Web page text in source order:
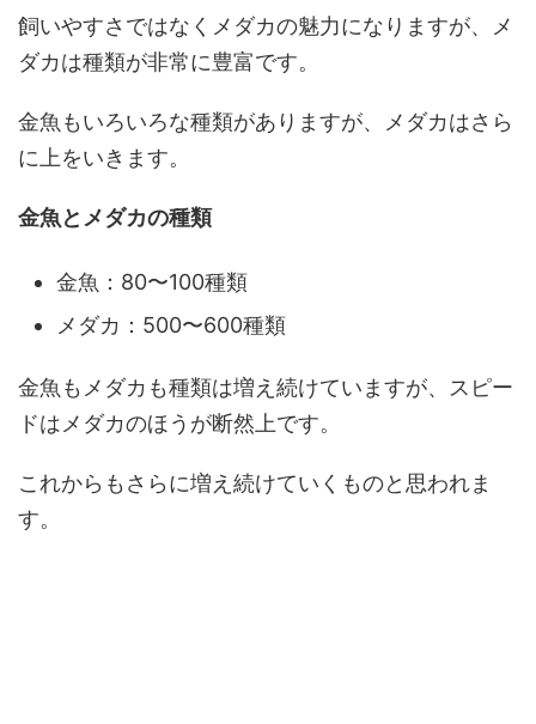
飼いやすさではなくメダカの魅力になりますが、メ
ダカは種類が非常に豊富です。
金魚もいろいろな種類がありますが、メダカはさら
に上をいきます。
金魚とメダカの種類
金魚：80〜100種類
メダカ：500〜600種類
金魚もメダカも種類は増え続けていますが、スピー
ドはメダカのほうが断然上です。
これからもさらに増え続けていくものと思われま
す。